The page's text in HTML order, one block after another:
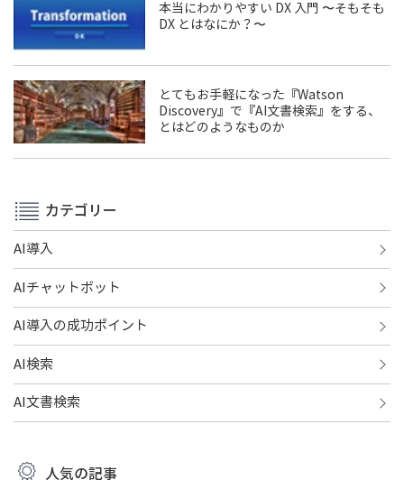
本当にわかりやすい DX 入門 〜そもそも
DX とはなにか？〜
とてもお手軽になった『Watson
Discovery』で『AI文書検索』をする、
とはどのようなものか
カテゴリー
AI導入
AIチャットボット
AI導入の成功ポイント
AI検索
AI文書検索
人気の記事